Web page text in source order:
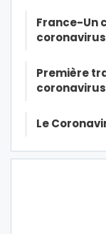
France-Un
Première
Le